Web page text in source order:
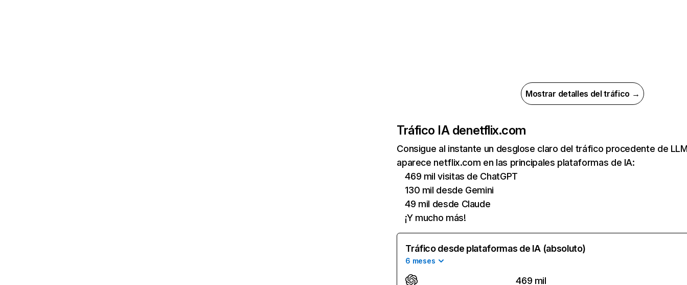
Mostrar detalles del tráfico →
Tráfico IA denetflix.com
Consigue al instante un desglose claro del tráfico procedente de
aparece netflix.com en las principales plataformas de IA:
469 mil visitas de ChatGPT
130 mil desde Gemini
49 mil desde Claude
¡Y mucho más!
Tráfico desde plataformas de IA (absoluto)
6 meses
469 mil